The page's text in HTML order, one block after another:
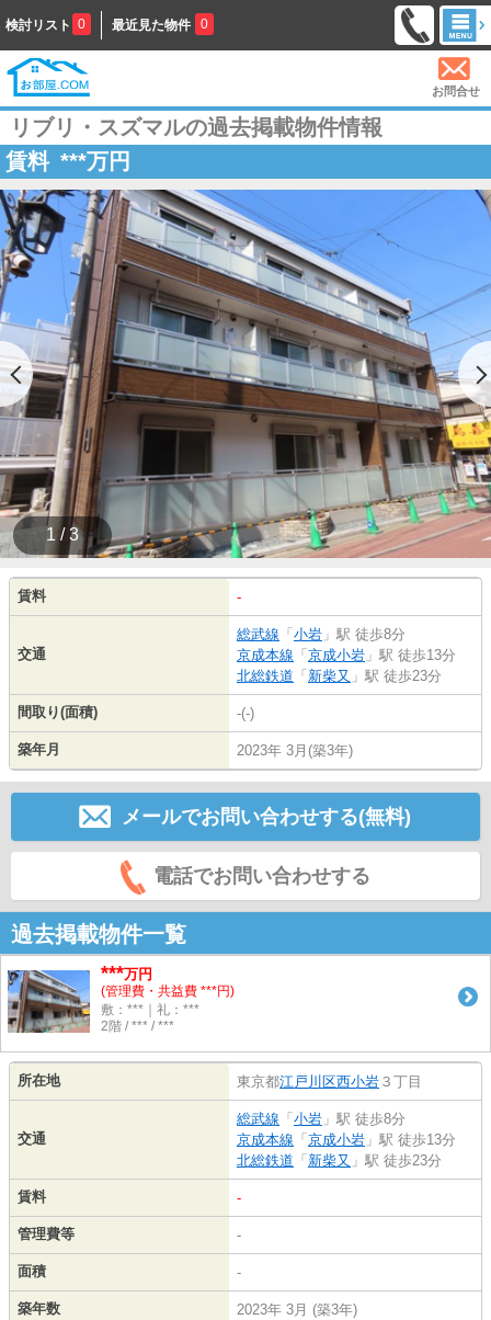
検討リスト 0 最近見た物件 0
お問合せ
リブリ・スズマルの過去掲載物件情報
賃料 ***万円
1 / 3
賃料 -
交通
総武線 「 小岩 」駅 徒歩8分
京成本線 「 京成小岩 」駅 徒歩13分
北総鉄道 「 新柴又 」駅 徒歩23分
間取り(面積) -(-)
築年月 2023年 3月(築3年)
メールでお問い合わせする(無料)
電話でお問い合わせする
過去掲載物件一覧
***万円
(管理費・共益費 ***円)
敷：***｜礼：***
2階 / *** / ***
所在地 東京都江戸川区西小岩 ３丁目
交通
総武線 「 小岩 」駅 徒歩8分
京成本線 「 京成小岩 」駅 徒歩13分
北総鉄道 「 新柴又 」駅 徒歩23分
賃料 -
管理費等 -
面積 -
築年数 2023年 3月 (築3年)